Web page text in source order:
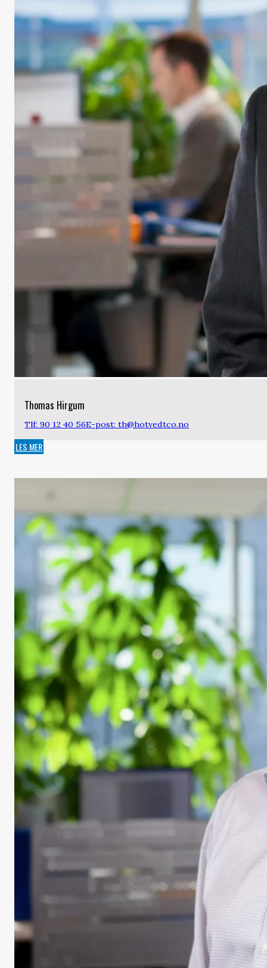
Thomas Hirgum
Tlf: 90 12 40 56E-post: th@hotvedtco.no
LES MER